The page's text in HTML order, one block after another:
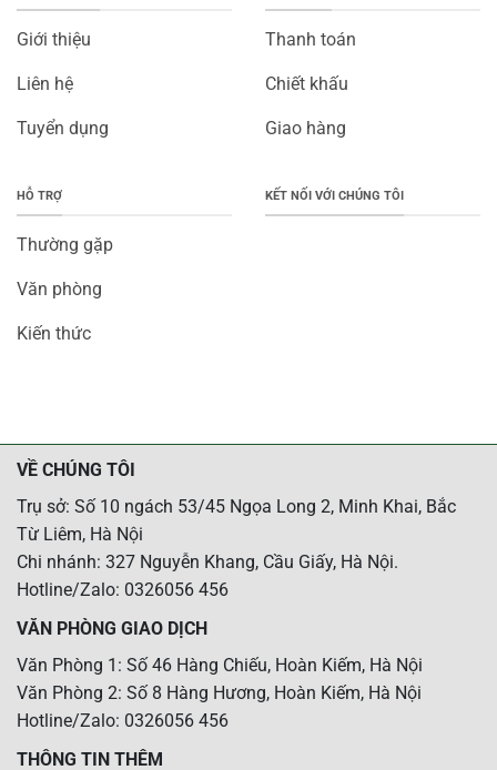
Giới thiệu
Liên hệ
Tuyển dụng
Thanh toán
Chiết khấu
Giao hàng
HỖ TRỢ
Thường gặp
Văn phòng
Kiến thức
KẾT NỐI VỚI CHÚNG TÔI
VỀ CHÚNG TÔI
Trụ sở: Số 10 ngách 53/45 Ngọa Long 2, Minh Khai, Bắc
Từ Liêm, Hà Nội
Chi nhánh: 327 Nguyễn Khang, Cầu Giấy, Hà Nội.
Hotline/Zalo: 0326056 456
VĂN PHÒNG GIAO DỊCH
Văn Phòng 1: Số 46 Hàng Chiếu, Hoàn Kiếm, Hà Nội
Văn Phòng 2: Số 8 Hàng Hương, Hoàn Kiếm, Hà Nội
Hotline/Zalo: 0326056 456
THÔNG TIN THÊM